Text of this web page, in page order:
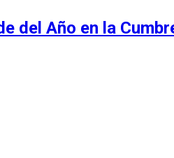
del Año en la